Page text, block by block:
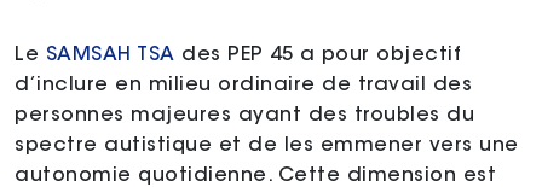
Le SAMSAH TSA des PEP 45 a pour objectif
d’inclure en milieu ordinaire de travail des
personnes majeures ayant des troubles du
spectre autistique et de les emmener vers une
autonomie quotidienne. Cette dimension est